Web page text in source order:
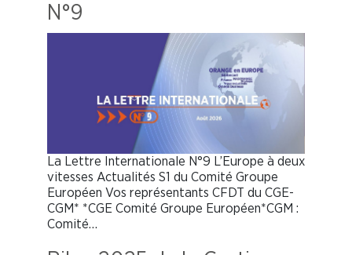
N°9
La Lettre Internationale N°9 L’Europe à deux
vitesses Actualités S1 du Comité Groupe
Européen Vos représentants CFDT du CGE-
CGM* *CGE Comité Groupe Européen*CGM :
Comité…